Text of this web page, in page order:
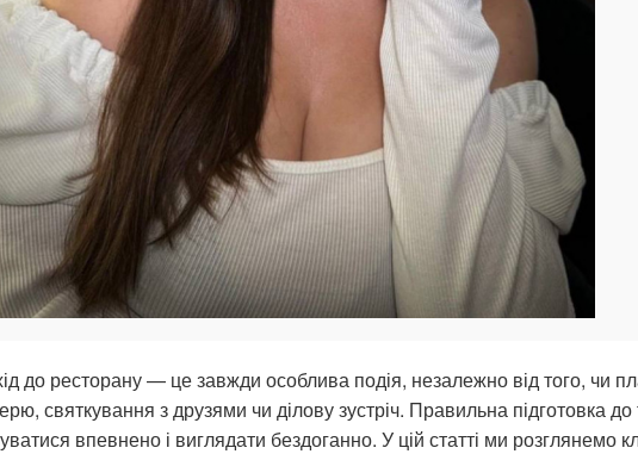
до ресторану — це завжди особлива подія, незалежно від того, чи
святкування з друзями чи ділову зустріч. Правильна підготовка до
впевнено і виглядати бездоганно. У цій статті ми розглянемо